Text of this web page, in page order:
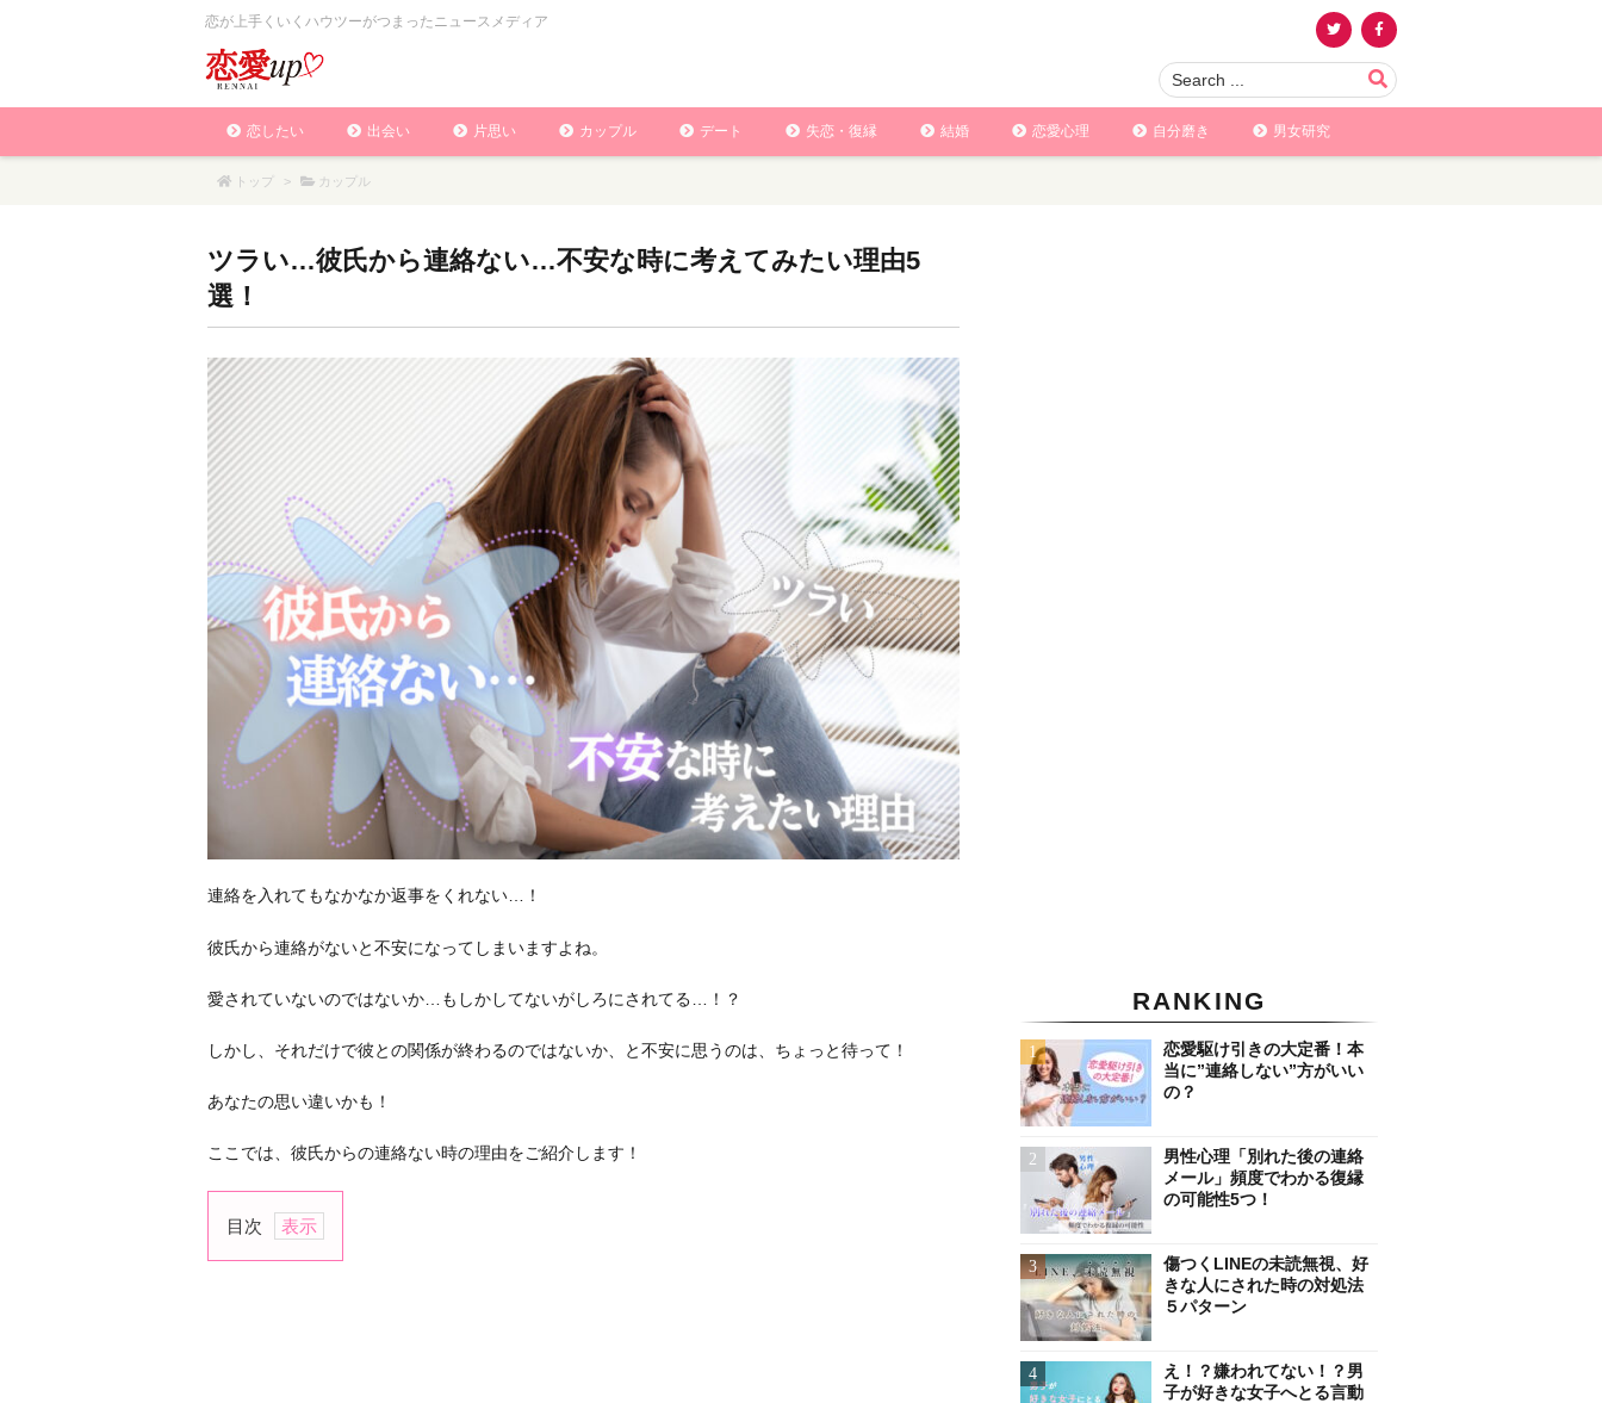
恋が上手くいくハウツーがつまったニュースメディア
恋したい 出会い 片思い カップル デート 失恋・復縁 結婚 恋愛心理 自分磨き 男女研究
トップ > カップル
ツラい…彼氏から連絡ない…不安な時に考えてみたい理由5
選！
連絡を入れてもなかなか返事をくれない…！
彼氏から連絡がないと不安になってしまいますよね。
愛されていないのではないか…もしかしてないがしろにされてる…！？
しかし、それだけで彼との関係が終わるのではないか、と不安に思うのは、ちょっと待って！
あなたの思い違いかも！
ここでは、彼氏からの連絡ない時の理由をご紹介します！
目次
1.
RANKING
恋愛駆け引きの大定番！本
当に”連絡しない”方がいい
の？
男性心理「別れた後の連絡
メール」頻度でわかる復縁
の可能性5つ！
傷つくLINEの未読無視、好
きな人にされた時の対処法
５パターン
え！？嫌われてない！？男
子が好きな女子へとる言動